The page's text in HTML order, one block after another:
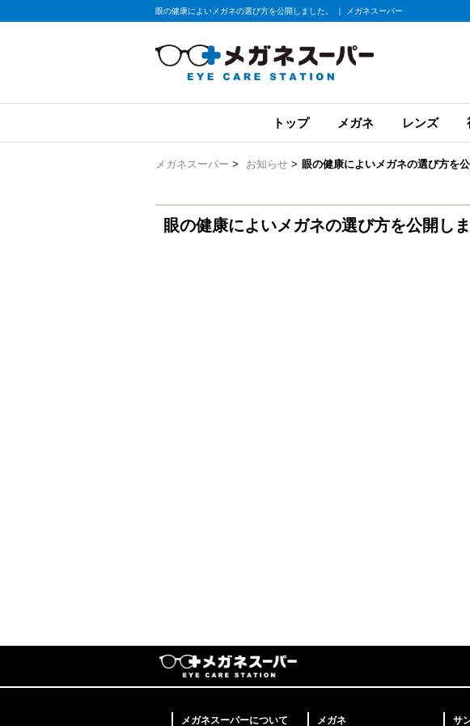
眼の健康によいメガネの選び方を公開しました。 ｜ メガネスーパー
トップ メガネ レンズ
メガネスーパー > お知らせ > 眼の健康によいメガネの選び方を公
眼の健康によいメガネの選び方を公開しま
メガネスーパーについて メガネ サ